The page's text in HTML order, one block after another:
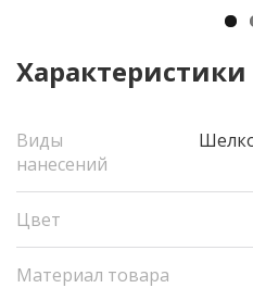
Характеристики
Виды
нанесений
Цвет
Материал товара